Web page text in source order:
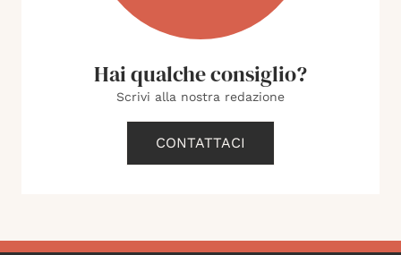
Hai qualche consiglio?
Scrivi alla nostra redazione
CONTATTACI